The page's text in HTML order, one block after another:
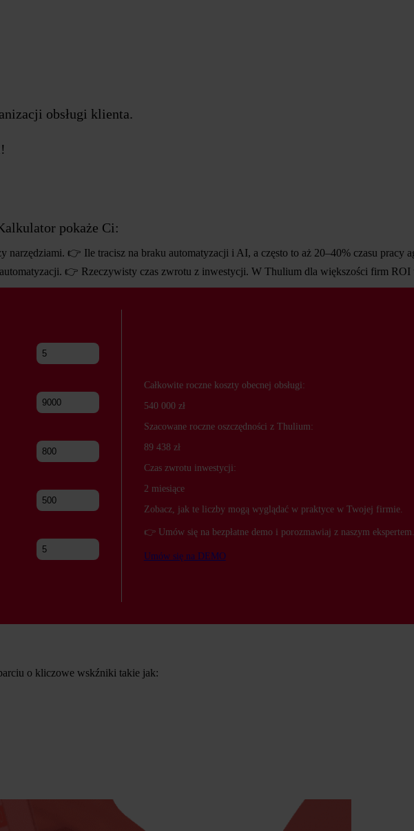
obsługi klienta.
pokaże Ci:
👉 Ile tracisz na braku automatyzacji i AI, a często to aż 20–40% czasu pracy
👉 Rzeczywisty czas zwrotu z inwestycji. W Thulium dla większości firm ROI
Całkowite roczne koszty obecnej obsługi:
540 000zł
Szacowane roczne oszczędności z Thulium:
89 438zł
Czas zwrotu inwestycji:
2 miesiące
Zobacz, jak te liczby mogą wyglądać w praktyce w Twojej firmie.
👉 Umów się na bezpłatne demo i porozmawiaj z naszym ekspertem.
Umów się na DEMO
o kliczowe wskźniki takie jak: